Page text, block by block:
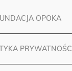
OPOKA
PRYWATNOŚCI